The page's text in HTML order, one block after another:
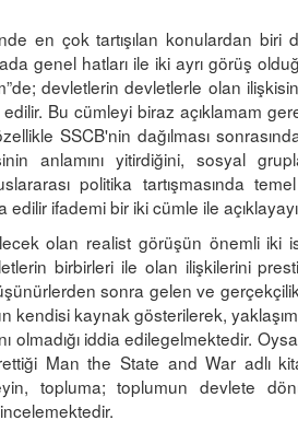
en çok tartışılan konulardan biri
genel hatları ile iki ayrı görüş
devletlerin devletlerle olan
edilir. Bu cümleyi biraz açıklamam
SSCB'nin dağılması
anlamını yitirdiğini, sosyal
politika tartışmasında
ifademi bir iki cümle ile
olan realist görüşün önemli iki
birbirleri ile olan ilişkilerini
sonra gelen ve
kendisi kaynak gösterilerek,
olmadığı iddia edilegelmektedir.
Man the State and War adlı
topluma; toplumun devlete